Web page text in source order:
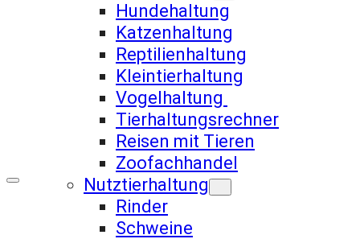
Hundehaltung
Katzenhaltung
Reptilienhaltung
Kleintierhaltung
Vogelhaltung
Tierhaltungsrechner
Reisen mit Tieren
Zoofachhandel
Nutztierhaltung
Rinder
Schweine